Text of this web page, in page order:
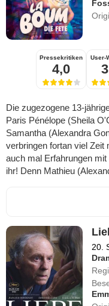
Pressekritiken
4,0
User-
Die zugezogene 13-
Paris Pénélope (Sheila
Samantha (Alexandra
verbringen fortan viel Zeit
auch mal Erfahrungen
ihr! Denn Mathieu
20.